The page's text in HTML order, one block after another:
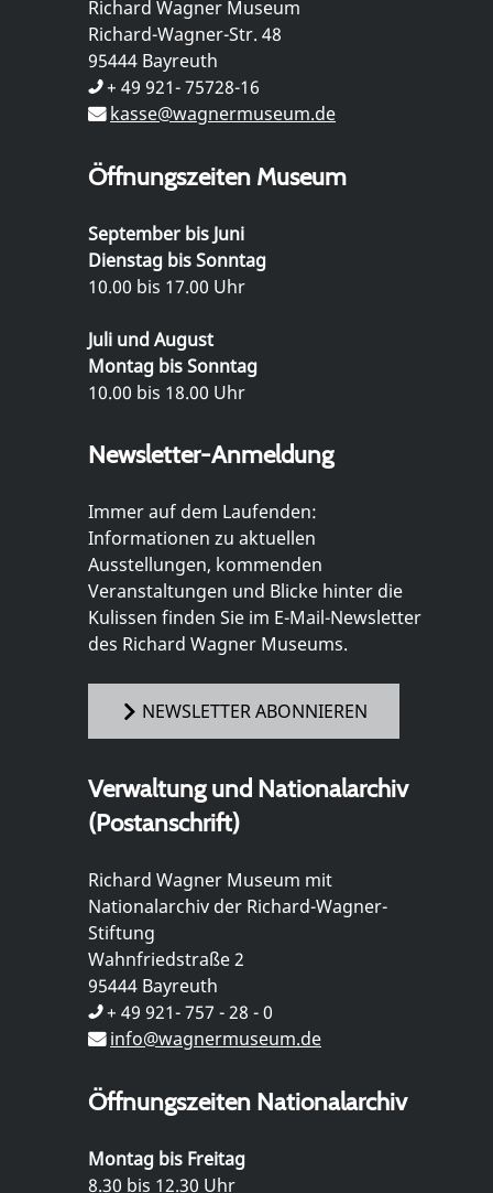
Richard Wagner Museum
Richard-Wagner-Str. 48
95444 Bayreuth
+ 49 921- 75728-16
kasse@wagnermuseum.de
Öffnungszeiten Museum
September bis Juni
Dienstag bis Sonntag
10.00 bis 17.00 Uhr
Juli und August
Montag bis Sonntag
10.00 bis 18.00 Uhr
Newsletter-Anmeldung
Immer auf dem Laufenden:
Informationen zu aktuellen
Ausstellungen, kommenden
Veranstaltungen und Blicke hinter die
Kulissen finden Sie im E-Mail-Newsletter
des Richard Wagner Museums.
NEWSLETTER ABONNIEREN
Verwaltung und Nationalarchiv
(Postanschrift)
Richard Wagner Museum mit
Nationalarchiv der Richard-Wagner-
Stiftung
Wahnfriedstraße 2
95444 Bayreuth
+ 49 921- 757 - 28 - 0
info@wagnermuseum.de
Öffnungszeiten Nationalarchiv
Montag bis Freitag
8.30 bis 12.30 Uhr